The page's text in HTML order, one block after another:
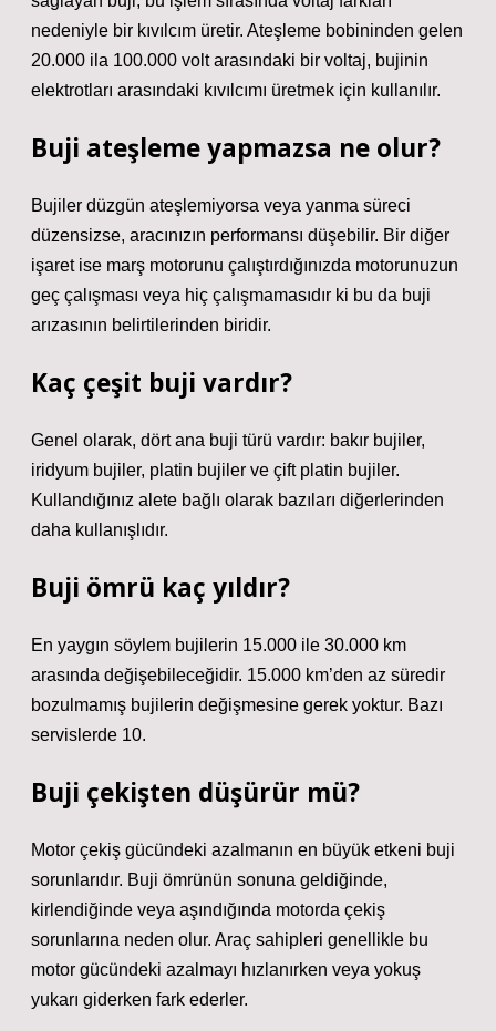
nedeniyle bir kıvılcım üretir. Ateşleme bobininden gelen
20.000 ila 100.000 volt arasındaki bir voltaj, bujinin
elektrotları arasındaki kıvılcımı üretmek için kullanılır.
Buji ateşleme yapmazsa ne olur?
Bujiler düzgün ateşlemiyorsa veya yanma süreci
düzensizse, aracınızın performansı düşebilir. Bir diğer
işaret ise marş motorunu çalıştırdığınızda motorunuzun
geç çalışması veya hiç çalışmamasıdır ki bu da buji
arızasının belirtilerinden biridir.
Kaç çeşit buji vardır?
Genel olarak, dört ana buji türü vardır: bakır bujiler,
iridyum bujiler, platin bujiler ve çift platin bujiler.
Kullandığınız alete bağlı olarak bazıları diğerlerinden
daha kullanışlıdır.
Buji ömrü kaç yıldır?
En yaygın söylem bujilerin 15.000 ile 30.000 km
arasında değişebileceğidir. 15.000 km’den az süredir
bozulmamış bujilerin değişmesine gerek yoktur. Bazı
servislerde 10.
Buji çekişten düşürür mü?
Motor çekiş gücündeki azalmanın en büyük etkeni buji
sorunlarıdır. Buji ömrünün sonuna geldiğinde,
kirlendiğinde veya aşındığında motorda çekiş
sorunlarına neden olur. Araç sahipleri genellikle bu
motor gücündeki azalmayı hızlanırken veya yokuş
yukarı giderken fark ederler.